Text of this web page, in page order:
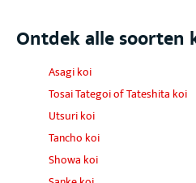
Ontdek alle
Asagi koi
Tosai Tategoi of Tateshita koi
Utsuri koi
Tancho koi
Showa koi